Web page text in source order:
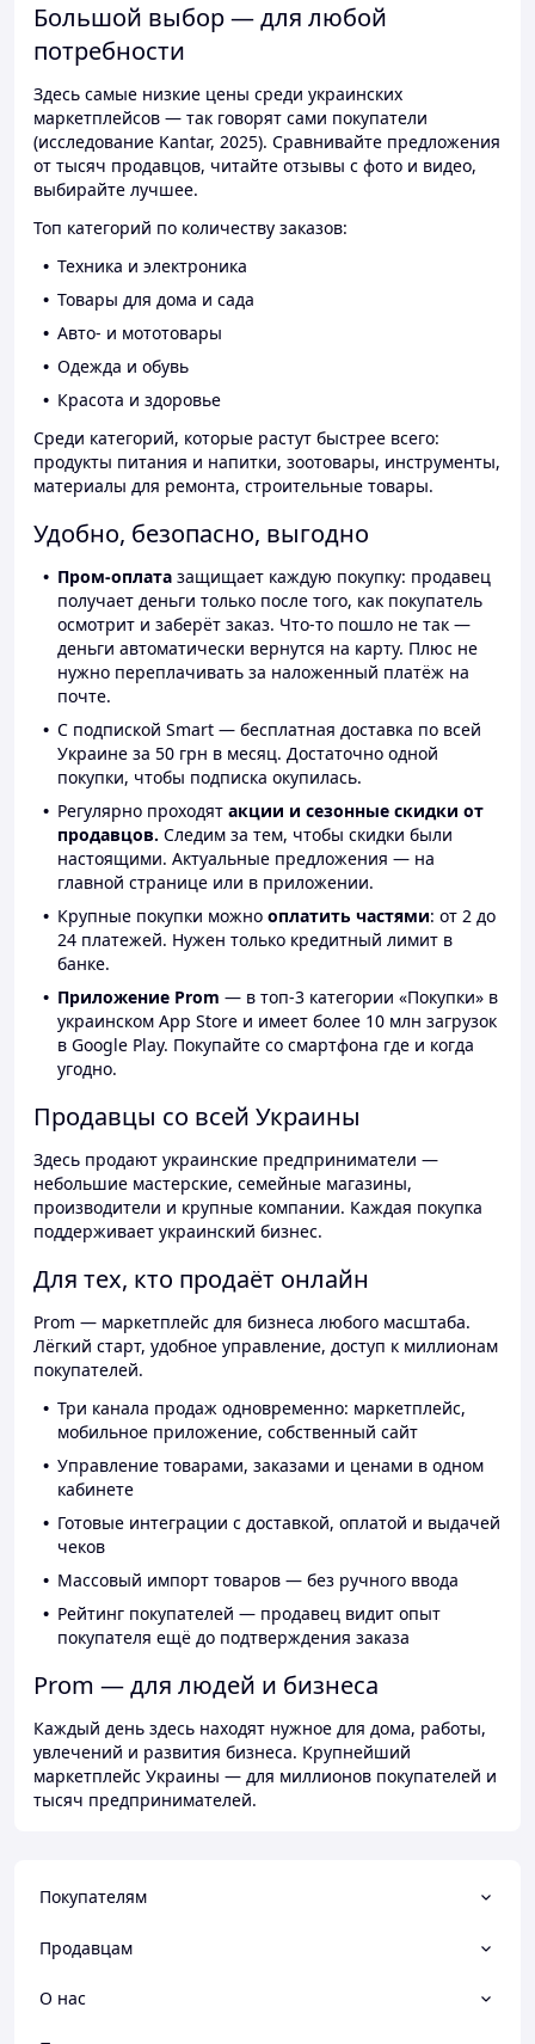
Большой выбор — для любой
потребности
Здесь самые низкие цены среди украинских
маркетплейсов — так говорят сами покупатели
(исследование Kantar, 2025). Сравнивайте предложения
от тысяч продавцов, читайте отзывы с фото и видео,
выбирайте лучшее.
Топ категорий по количеству заказов:
Техника и электроника
Товары для дома и сада
Авто- и мототовары
Одежда и обувь
Красота и здоровье
Среди категорий, которые растут быстрее всего:
продукты питания и напитки, зоотовары, инструменты,
материалы для ремонта, строительные товары.
Удобно, безопасно, выгодно
Пром-оплата защищает каждую покупку: продавец
получает деньги только после того, как покупатель
осмотрит и заберёт заказ. Что-то пошло не так —
деньги автоматически вернутся на карту. Плюс не
нужно переплачивать за наложенный платёж на
почте.
С подпиской Smart — бесплатная доставка по всей
Украине за 50 грн в месяц. Достаточно одной
покупки, чтобы подписка окупилась.
Регулярно проходят акции и сезонные скидки от
продавцов. Следим за тем, чтобы скидки были
настоящими. Актуальные предложения — на
главной странице или в приложении.
Крупные покупки можно оплатить частями: от 2 до
24 платежей. Нужен только кредитный лимит в
банке.
Приложение Prom — в топ-3 категории «Покупки» в
украинском App Store и имеет более 10 млн загрузок
в Google Play. Покупайте со смартфона где и когда
угодно.
Продавцы со всей Украины
Здесь продают украинские предприниматели —
небольшие мастерские, семейные магазины,
производители и крупные компании. Каждая покупка
поддерживает украинский бизнес.
Для тех, кто продаёт онлайн
Prom — маркетплейс для бизнеса любого масштаба.
Лёгкий старт, удобное управление, доступ к миллионам
покупателей.
Три канала продаж одновременно: маркетплейс,
мобильное приложение, собственный сайт
Управление товарами, заказами и ценами в одном
кабинете
Готовые интеграции с доставкой, оплатой и выдачей
чеков
Массовый импорт товаров — без ручного ввода
Рейтинг покупателей — продавец видит опыт
покупателя ещё до подтверждения заказа
Prom — для людей и бизнеса
Каждый день здесь находят нужное для дома, работы,
увлечений и развития бизнеса. Крупнейший
маркетплейс Украины — для миллионов покупателей и
тысяч предпринимателей.
Покупателям
Продавцам
О нас